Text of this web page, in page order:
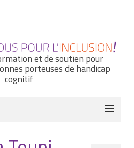
et de soutien pour
porteuses de handicap
cognitif